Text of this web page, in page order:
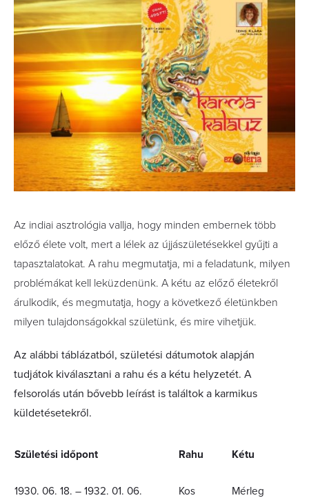
Az indiai asztrológia vallja, hogy minden embernek több
előző élete volt, mert a lélek az újjászületésekkel gyűjti a
tapasztalatokat. A rahu megmutatja, mi a feladatunk, milyen
problémákat kell leküzdenünk. A kétu az előző életekről
árulkodik, és megmutatja, hogy a következő életünkben
milyen tulajdonságokkal születünk, és mire vihetjük.
Az alábbi táblázatból, születési dátumotok alapján
tudjátok kiválasztani a rahu és a kétu helyzetét. A
felsorolás után bővebb leírást is találtok a karmikus
küldetésetekről.
Születési időpont Rahu Kétu
1930. 06. 18. – 1932. 01. 06. Kos Mérleg